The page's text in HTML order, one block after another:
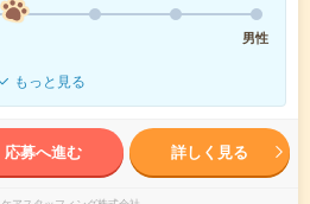
男性
もっと見る
応募へ進む 詳しく見る